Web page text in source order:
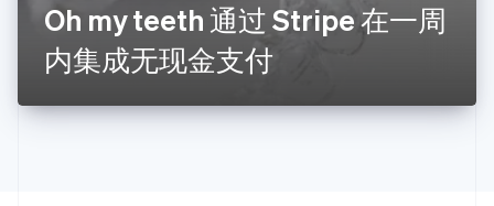
Oh my teeth 通过 Stripe 在一周
内集成无现金支付
马尔他
English
马来西亚
English
美国